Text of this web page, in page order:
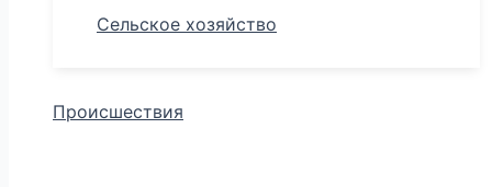
Сельское хозяйство
Происшествия